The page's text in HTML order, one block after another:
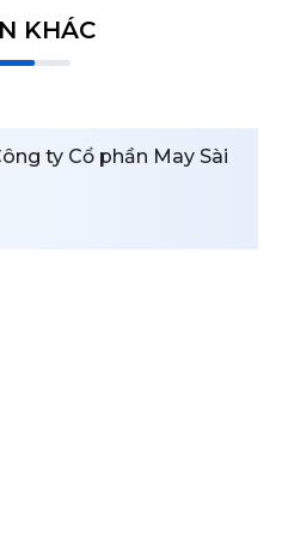
KHÁC
ty Cổ phần May Sài